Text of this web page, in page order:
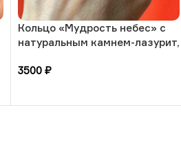
Кольцо «Мудрость небес» с
натуральным камнем-лазурит,
3500 ₽